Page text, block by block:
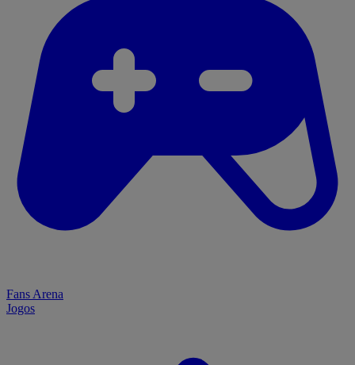
Fans Arena
Jogos